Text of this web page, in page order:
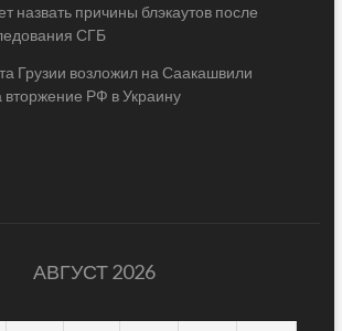
назвать причины блэкаутов после
СГБ
Грузии возложил на Саакашвили
вторжение РФ в Украину
АВГУСТ 2026